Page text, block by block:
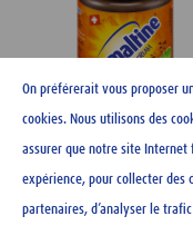
Ovomaltine Crunchy
400 g
On préférerait vous proposer
cookies. Nous utilisons des
assurer que notre site
expérience, pour collecter des
partenaires, d’analyser le